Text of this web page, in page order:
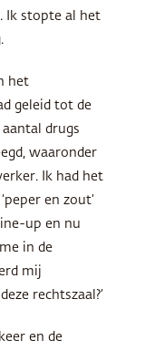
Ik stopte al het
het
geleid tot de
aantal drugs
waaronder
Ik had het
en zout’
up en nu
in de
mij
rechtszaal?’
en de